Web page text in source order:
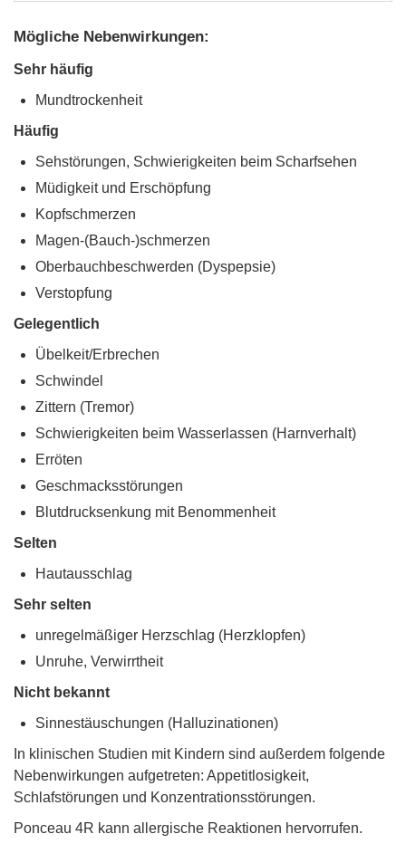
Mögliche Nebenwirkungen:
Sehr häufig
Mundtrockenheit
Häufig
Sehstörungen, Schwierigkeiten beim Scharfsehen
Müdigkeit und Erschöpfung
Kopfschmerzen
Magen-(Bauch-)schmerzen
Oberbauchbeschwerden (Dyspepsie)
Verstopfung
Gelegentlich
Übelkeit/Erbrechen
Schwindel
Zittern (Tremor)
Schwierigkeiten beim Wasserlassen (Harnverhalt)
Erröten
Geschmacksstörungen
Blutdrucksenkung mit Benommenheit
Selten
Hautausschlag
Sehr selten
unregelmäßiger Herzschlag (Herzklopfen)
Unruhe, Verwirrtheit
Nicht bekannt
Sinnestäuschungen (Halluzinationen)
In klinischen Studien mit Kindern sind außerdem folgende
Nebenwirkungen aufgetreten: Appetitlosigkeit,
Schlafstörungen und Konzentrationsstörungen.
Ponceau 4R kann allergische Reaktionen hervorrufen.